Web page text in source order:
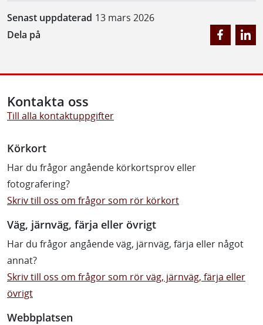
Senast uppdaterad 13 mars 2026
Dela på
Kontakta oss
Till alla kontaktuppgifter
Körkort
Har du frågor angående körkortsprov eller
fotografering?
Skriv till oss om frågor som rör körkort
Väg, järnväg, färja eller övrigt
Har du frågor angående väg, järnväg, färja eller något
annat?
Skriv till oss om frågor som rör väg, järnväg, färja eller
övrigt
Webbplatsen